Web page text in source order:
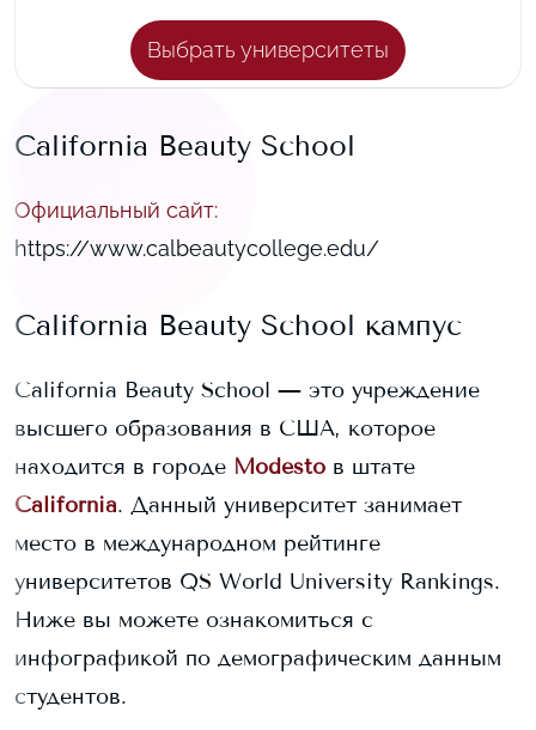
Выбрать университеты
California Beauty School
Официальный сайт:
https://www.calbeautycollege.edu/
California Beauty School кампус
California Beauty School — это учреждение
высшего образования в США, которое
находится в городе Modesto в штате
California. Данный университет занимает
место в международном рейтинге
университетов QS World University Rankings.
Ниже вы можете ознакомиться с
инфографикой по демографическим данным
студентов.